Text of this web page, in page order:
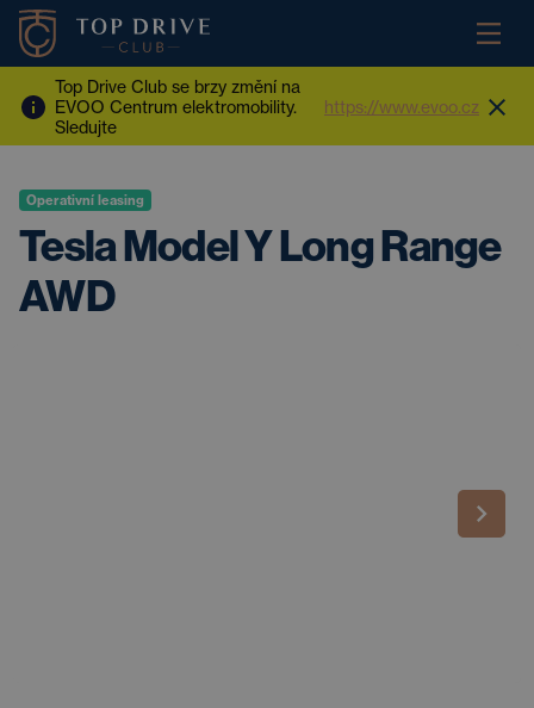
Top Drive Club se brzy změní na
EVOO Centrum elektromobility.
Sledujte
https://www.evoo.cz
Operativní leasing
Tesla Model Y Long Range
AWD